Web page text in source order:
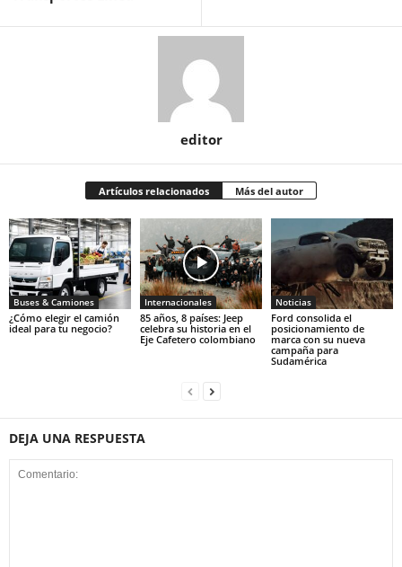
editor
Artículos relacionados Más del autor
Buses & Camiones
¿Cómo elegir el camión
ideal para tu negocio?
Internacionales
85 años, 8 países: Jeep
celebra su historia en el
Eje Cafetero colombiano
Noticias
Ford consolida el
posicionamiento de
marca con su nueva
campaña para
Sudamérica
DEJA UNA RESPUESTA